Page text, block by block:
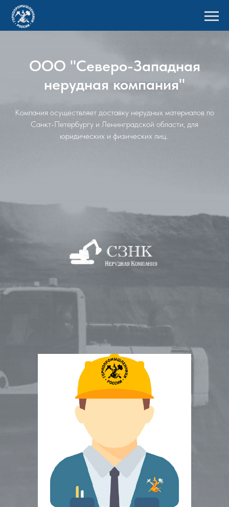
ООО "Северо-Западная
нерудная компания"
Компания осуществляет доставку нерудных материалов по
Санкт-Петербургу и Ленинградской области, для
юридических и физических лиц.